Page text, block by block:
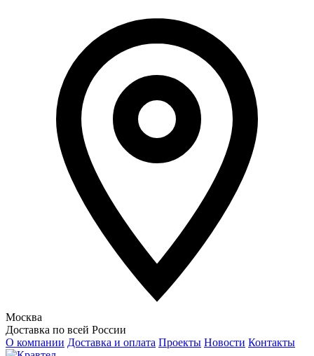
Москва
Доставка по всей России
О компании Доставка и оплата Проекты Новости Контакты